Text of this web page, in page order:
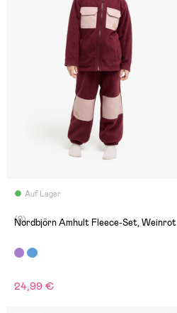
Auf Lager
(0)
Nordbjörn Amhult Fleece-Set, Weinrot
24,99 €